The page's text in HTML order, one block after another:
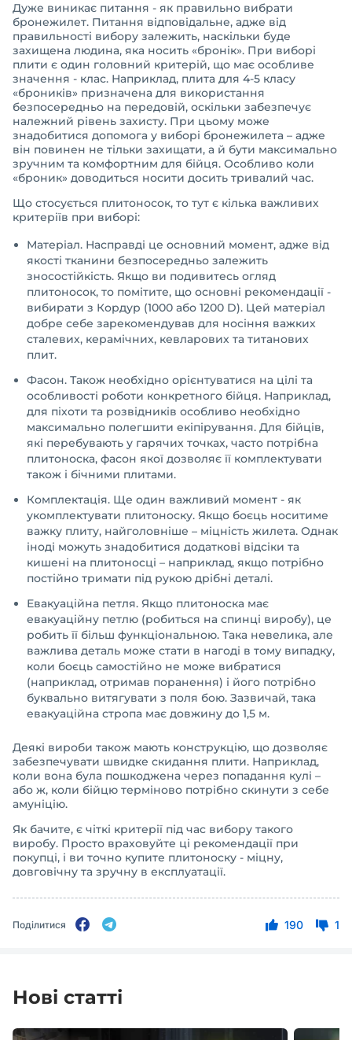
Дуже виникає питання - як правильно вибрати
бронежилет. Питання відповідальне, адже від
правильності вибору залежить, наскільки буде
захищена людина, яка носить «бронік». При виборі
плити є один головний критерій, що має особливе
значення - клас. Наприклад, плита для 4-5 класу
«броників» призначена для використання
безпосередньо на передовій, оскільки забезпечує
належний рівень захисту. При цьому може
знадобитися допомога у виборі бронежилета – адже
він повинен не тільки захищати, а й бути максимально
зручним та комфортним для бійця. Особливо коли
«броник» доводиться носити досить тривалий час.
Що стосується плитоносок, то тут є кілька важливих
критеріїв при виборі:
Матеріал. Насправді це основний момент, адже від
якості тканини безпосередньо залежить
зносостійкість. Якщо ви подивитесь огляд
плитоносок, то помітите, що основні рекомендації -
вибирати з Кордур (1000 або 1200 D). Цей матеріал
добре себе зарекомендував для носіння важких
сталевих, керамічних, кевларових та титанових
плит.
Фасон. Також необхідно орієнтуватися на цілі та
особливості роботи конкретного бійця. Наприклад,
для піхоти та розвідників особливо необхідно
максимально полегшити екіпірування. Для бійців,
які перебувають у гарячих точках, часто потрібна
плитоноска, фасон якої дозволяє її комплектувати
також і бічними плитами.
Комплектація. Ще один важливий момент - як
укомплектувати плитоноску. Якщо боєць носитиме
важку плиту, найголовніше – міцність жилета. Однак
іноді можуть знадобитися додаткові відсіки та
кишені на плитоносці – наприклад, якщо потрібно
постійно тримати під рукою дрібні деталі.
Евакуаційна петля. Якщо плитоноска має
евакуаційну петлю (робиться на спинці виробу), це
робить її більш функціональною. Така невелика, але
важлива деталь може стати в нагоді в тому випадку,
коли боєць самостійно не може вибратися
(наприклад, отримав поранення) і його потрібно
буквально витягувати з поля бою. Зазвичай, така
евакуаційна стропа має довжину до 1,5 м.
Деякі вироби також мають конструкцію, що дозволяє
забезпечувати швидке скидання плити. Наприклад,
коли вона була пошкоджена через попадання кулі –
або ж, коли бійцю терміново потрібно скинути з себе
амуніцію.
Як бачите, є чіткі критерії під час вибору такого
виробу. Просто враховуйте ці рекомендації при
покупці, і ви точно купите плитоноску - міцну,
довговічну та зручну в експлуатації.
Поділитися 190 1
Нові статті